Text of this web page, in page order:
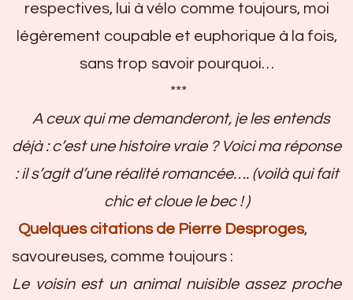
respectives, lui à vélo comme toujours, moi
légèrement coupable et euphorique à la fois,
sans trop savoir pourquoi…
***
A ceux qui me demanderont, je les entends
déjà : c’est une histoire vraie ? Voici ma réponse
: il s’agit d’une réalité romancée…. (voilà qui fait
chic et cloue le bec ! )
Quelques citations de Pierre Desproges,
savoureuses, comme toujours :
Le voisin est un animal nuisible assez proche